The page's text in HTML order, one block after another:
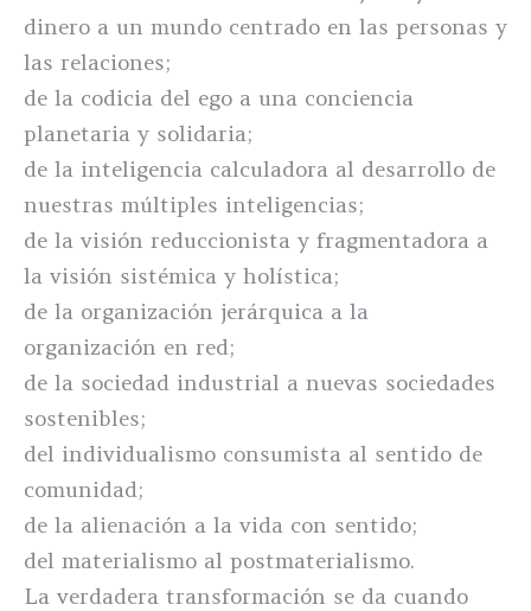
dinero a un mundo centrado en las personas y
las relaciones;
de la codicia del ego a una conciencia
planetaria y solidaria;
de la inteligencia calculadora al desarrollo de
nuestras múltiples inteligencias;
de la visión reduccionista y fragmentadora a
la visión sistémica y holística;
de la organización jerárquica a la
organización en red;
de la sociedad industrial a nuevas sociedades
sostenibles;
del individualismo consumista al sentido de
comunidad;
de la alienación a la vida con sentido;
del materialismo al postmaterialismo.
La verdadera transformación se da cuando